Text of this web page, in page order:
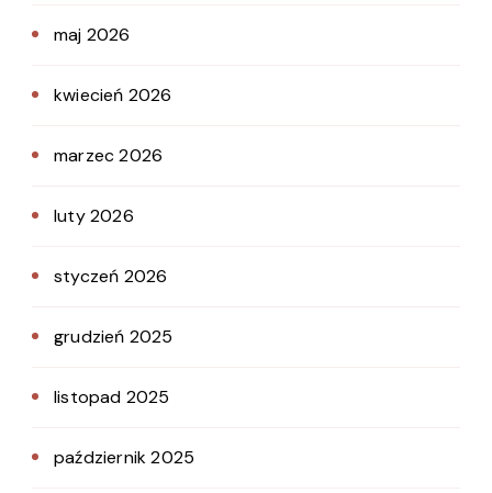
maj 2026
kwiecień 2026
marzec 2026
luty 2026
styczeń 2026
grudzień 2025
listopad 2025
październik 2025